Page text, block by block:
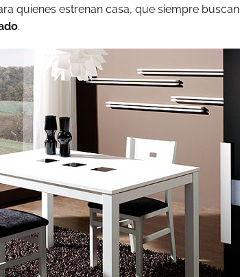
quienes estrenan casa, que siempre buscan
.